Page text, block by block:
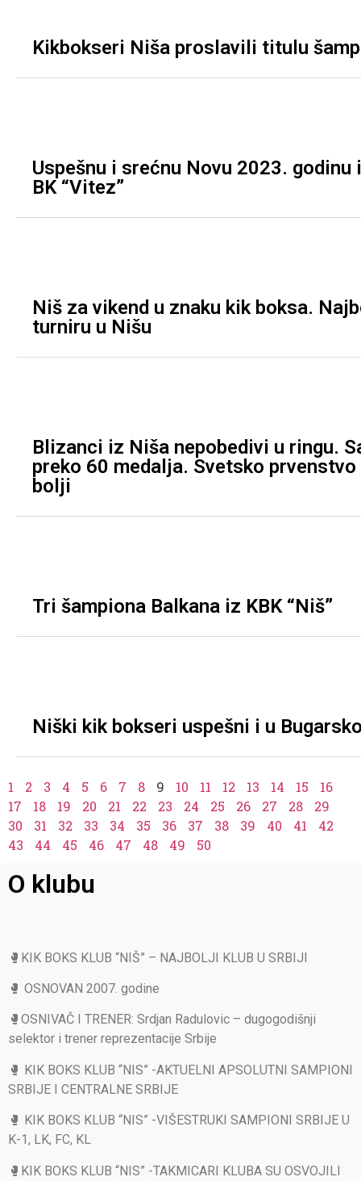
Kikbokseri Niša proslavili titulu
Uspešnu i srećnu Novu 2023. godinu
BK “Vitez”
Niš za vikend u znaku kik boksa.
turniru u Nišu
Blizanci iz Niša nepobedivi u ringu.
preko 60 medalja. Svetsko
bolji
Tri šampiona Balkana iz KBK “Niš”
Niški kik bokseri uspešni i u
1 2 3 4 5 6 7 8 9 10 11 12 13 14 15
16
17
18 19 20 21 22 23 24 25 26 27 28
29
30
31 32 33 34 35 36 37 38 39 40 41
42
43
44 45 46 47 48 49 50
O klubu
🥊KIK BOKS KLUB “NIŠ” – NAJBOLJI KLUB U SRBIJI
🥊 OSNOVAN 2007. godine
🥊OSNIVAČ I TRENER: Srdjan Radulovic – dugogodišnji
selektor i trener reprezentacije Srbije
🥊 KIK BOKS KLUB “NIS” -AKTUELNI APSOLUTNI SAMPIONI
SRBIJE I CENTRALNE SRBIJE
🥊 KIK BOKS KLUB “NIS” -VIŠESTRUKI SAMPIONI SRBIJE U
K-1, LK, FC, KL
🥊KIK BOKS KLUB “NIS” -TAKMICARI KLUBA SU OSVOJILI